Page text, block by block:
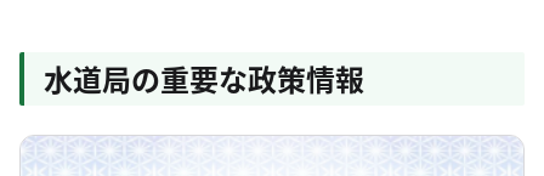
水道管の漏水事故について（第一報）
NEW 水道局
水道局の重要な政策情報